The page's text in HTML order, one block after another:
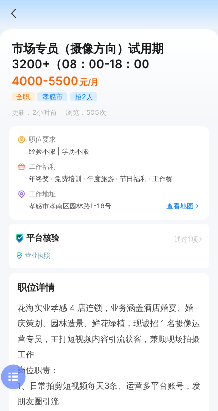
市场专员（摄像方向）试用期
3200+（08：00-18：00
4000-5500 元/月
全职 孝感市
招2人
更新：2小时前
浏览：505次
职位要求
经验不限
学历不限
工作福利
年终奖
免费培训 年度旅游 节日福利
工作餐
工作地址
孝感市孝南区园林路1-16号
查看地图
平台核验 通过1项
营业执照
职位详情
花海实业孝感 4 店连锁，业务涵盖酒店婚宴、婚
庆策划、园林造景、鲜花绿植，现诚招 1 名摄像运
营专员，主打短视频内容引流获客，兼顾现场拍摄
工作
岗位职责：
1、日常拍剪短视频每天3条、运营多平台账号，发
朋友圈引流